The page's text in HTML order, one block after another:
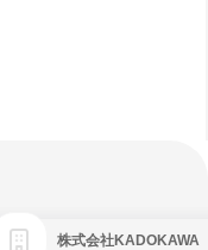
株式会社KADOKAWA